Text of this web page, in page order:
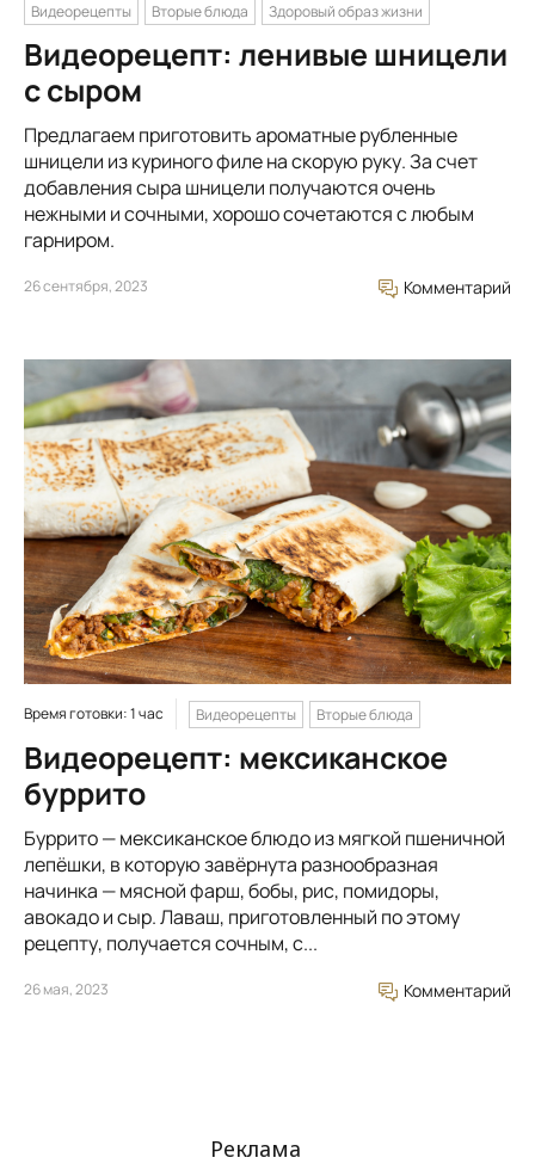
Видеорецепты
Вторые блюда Здоровый образ жизни
Видеорецепт: ленивые шницели
с сыром
Предлагаем приготовить ароматные рубленные
шницели из куриного филе на скорую руку. За счет
добавления сыра шницели получаются очень
нежными и сочными, хорошо сочетаются с любым
гарниром.
26 сентября, 2023 Комментарий
Время готовки: 1 час Видеорецепты Вторые блюда
Видеорецепт: мексиканское
буррито
Буррито — мексиканское блюдо из мягкой пшеничной
лепёшки, в которую завёрнута разнообразная
начинка — мясной фарш, бобы, рис, помидоры,
авокадо и сыр. Лаваш, приготовленный по этому
рецепту, получается сочным, с...
26 мая, 2023 Комментарий
Реклама